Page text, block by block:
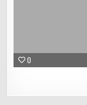
0